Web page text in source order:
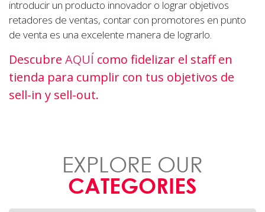
introducir un producto innovador o lograr objetivos
retadores de ventas, contar con promotores en punto
de venta es una excelente manera de lograrlo.
Descubre AQUÍ como fidelizar el staff en
tienda para cumplir con tus objetivos de
sell-in y sell-out.
EXPLORE OUR
CATEGORIES